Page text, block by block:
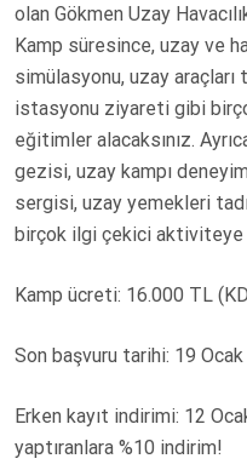
olan Gökmen Uzay
Kamp süresince, uzay ve
simülasyonu, uzay araçları
istasyonu ziyareti gibi
eğitimler alacaksınız.
gezisi, uzay kampı
sergisi, uzay yemekleri
birçok ilgi çekici aktiviteye
Kamp ücreti: 16.000 TL
Son başvuru tarihi: 19
Erken kayıt indirimi: 12
yaptıranlara %10 indirim!